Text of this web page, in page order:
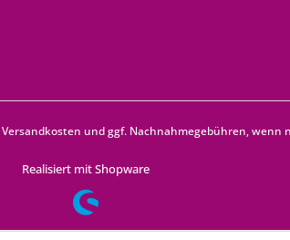
Versandkosten und ggf. Nachnahmegebühren, wenn
Realisiert mit Shopware